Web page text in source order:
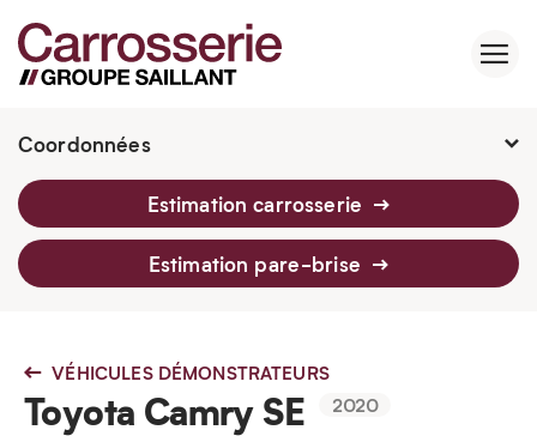
Coordonnées
2760 Av. Watt, Québec, G1P 3T6
418 659-6430
Estimation carrosserie
Estimation pare-brise
VÉHICULES DÉMONSTRATEURS
Toyota Camry SE 2020